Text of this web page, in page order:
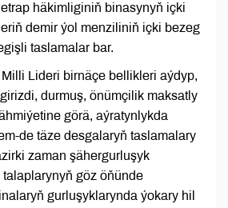
häkimliginiň binasynyň içki
demir ýol menziliniň içki bezeg
taslamalar bar.
Lideri birnäçe bellikleri aýdyp,
durmuş, önümçilik maksatly
görä, aýratynlykda
de täze desgalaryň taslamalary
zaman şähergurluşyk
göz öňünde
gurluşyklarynda ýokary hil